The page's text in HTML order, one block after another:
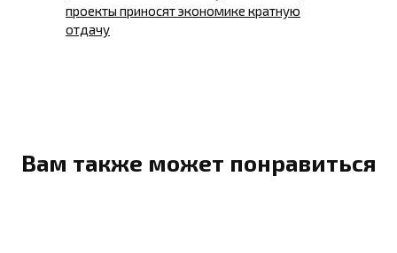
проекты приносят экономике кратную
отдачу
Вам также может понравиться